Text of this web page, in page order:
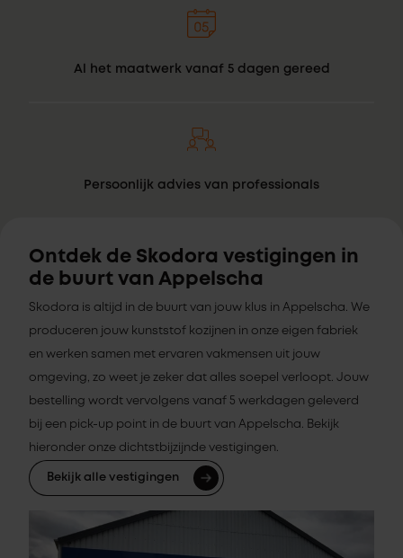
Al het maatwerk vanaf 5 dagen gereed
Persoonlijk advies van professionals
Ontdek de Skodora vestigingen in
de buurt van Appelscha
Skodora is altijd in de buurt van jouw klus in Appelscha. We
produceren jouw kunststof kozijnen in onze eigen fabriek
en werken samen met ervaren vakmensen uit jouw
omgeving, zo weet je zeker dat alles soepel verloopt. Jouw
bestelling wordt vervolgens vanaf 5 werkdagen geleverd
bij een pick-up point in de buurt van Appelscha. Bekijk
hieronder onze dichtstbijzijnde vestigingen.
Bekijk alle vestigingen